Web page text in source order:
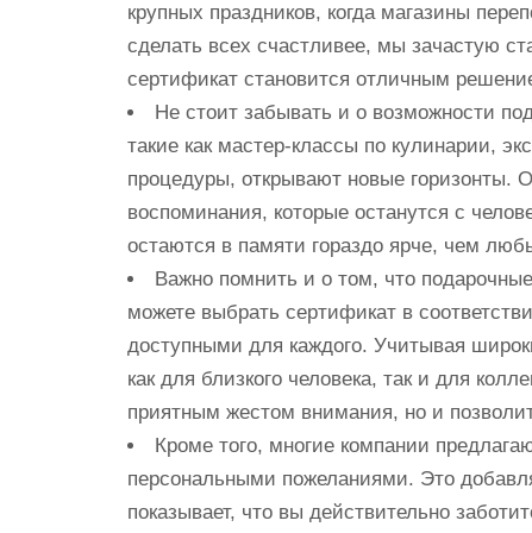
крупных праздников, когда магазины
сделать всех счастливее, мы зачастую
сертификат становится отличным
Не стоит забывать и о возможности
такие как мастер-классы по кулинарии,
процедуры, открывают новые горизонты.
воспоминания, которые останутся с
остаются в памяти гораздо ярче, чем
Важно помнить и о том, что
можете выбрать сертификат в
доступными для каждого. Учитывая
как для близкого человека, так и для
приятным жестом внимания, но и
Кроме того, многие компании
персональными пожеланиями. Это
показывает, что вы действительно